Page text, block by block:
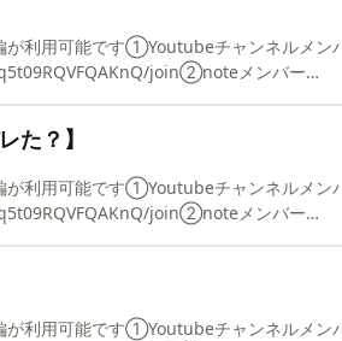
saROvh0b■神聖ロー
が利用可能です①Youtubeチャンネルメン
join②noteメンバー
古代民族の
saROvh0b■神聖ロー
た？】
が利用可能です①Youtubeチャンネルメン
join②noteメンバー
古代民族の
saROvh0b■神聖ロー
が利用可能です①Youtubeチャンネルメン